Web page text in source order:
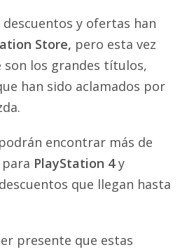
y ofertas han
Store, pero esta vez
son los grandes títulos,
han sido aclamados por
encontrar más de
para PlayStation 4y
que llegan hasta
presente que estas